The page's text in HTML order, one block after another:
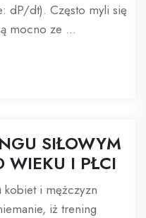
dP/dt). Często myli się
mocno ze ...
SIŁOWYM
WIEKU I PŁCI
kobiet i mężczyzn
iż trening